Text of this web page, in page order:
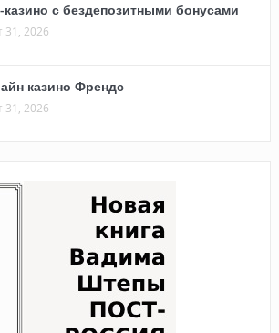
казино с бездепозитными бонусами
31, 2026
казино Френдс
31, 2026